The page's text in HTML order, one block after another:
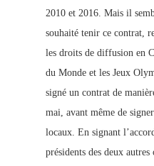
2010 et 2016. Mais il
souhaité tenir ce contrat,
les droits de diffusion en
du Monde et les Jeux
signé un contrat de
mai, avant même de
locaux. En signant
présidents des deux